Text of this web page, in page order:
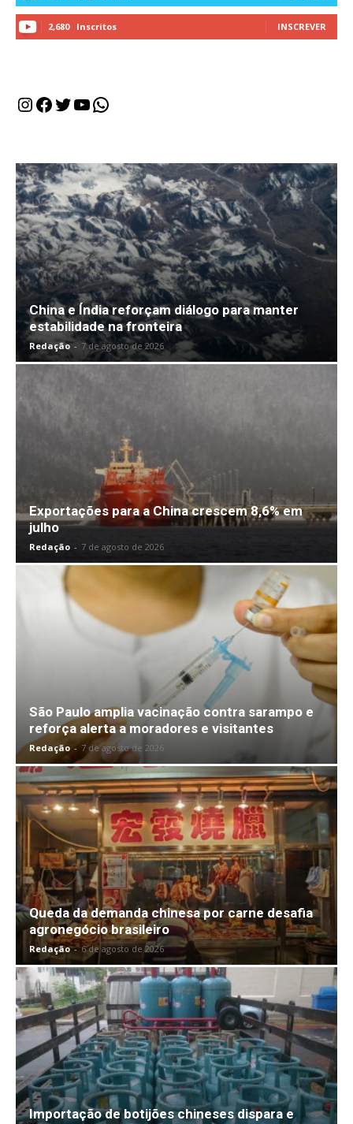
2,680 Inscritos INSCREVER
Instagram
Facebook
Twitter
Youtube
WhatsApp
China e Índia reforçam diálogo para manter
estabilidade na fronteira
Redação - 7 de agosto de 2026
Exportações para a China crescem 8,6% em
julho
Redação - 7 de agosto de 2026
São Paulo amplia vacinação contra sarampo e
reforça alerta a moradores e visitantes
Redação - 7 de agosto de 2026
Queda da demanda chinesa por carne desafia
agronegócio brasileiro
Redação - 6 de agosto de 2026
Importação de botijões chineses dispara e